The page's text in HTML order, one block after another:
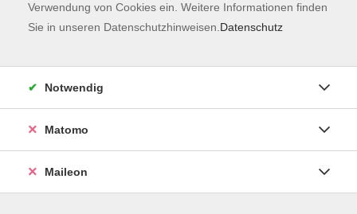
Sa. 19.09.2026 17:30
Freising
Verwendung von Cookies ein. Weitere Informationen finden
Sie in unseren Datenschutzhinweisen. Datenschutz
Notwendig
Matomo
Maileon